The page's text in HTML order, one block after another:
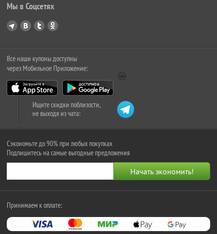
Мы в Соцсетях
Все наши купоны доступны
через Мобильное Приложение:
Ищите скидки поблизости,
не выходя из чата:
Сэкономьте до 90% при любых покупках
Подпишитесь на самые выгодные предложения
Принимаем к оплате: